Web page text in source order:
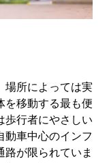
場所によっては実
を移動する最も便
歩行者にやさしい
動車中心のインフ
が限られていま